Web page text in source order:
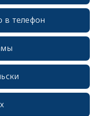
в телефон
erid: 2SDnjcrDNw6